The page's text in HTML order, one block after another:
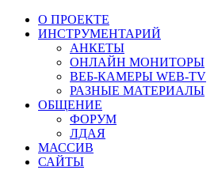
О ПРОЕКТЕ
ИНСТРУМЕНТАРИЙ
АНКЕТЫ
ОНЛАЙН МОНИТОРЫ
ВЕБ-КАМЕРЫ WEB-TV
РАЗНЫЕ МАТЕРИАЛЫ
ОБЩЕНИЕ
ФОРУМ
ЛДАЯ
МАССИВ
САЙТЫ